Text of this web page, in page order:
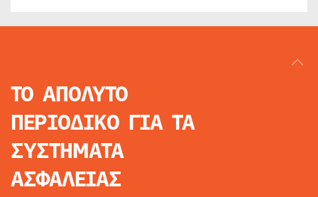
ΤΟ ΑΠΟΛΥΤΟ
ΠΕΡΙΟΔΙΚΟ ΓΙΑ ΤΑ
ΣΥΣΤΗΜΑΤΑ
ΑΣΦΑΛΕΙΑΣ